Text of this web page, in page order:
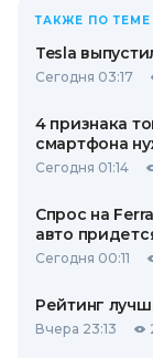
ТАКЖЕ ПО ТЕМЕ
Tesla
Сегодня 03:17
4 признака
смартфона
Сегодня 01:14
Спрос на
авто
Сегодня 00:11
Рейтинг
Вчера 23:13